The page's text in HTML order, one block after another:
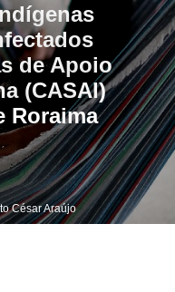
de Apoio
(CASAI)
Roraima
César Araújo